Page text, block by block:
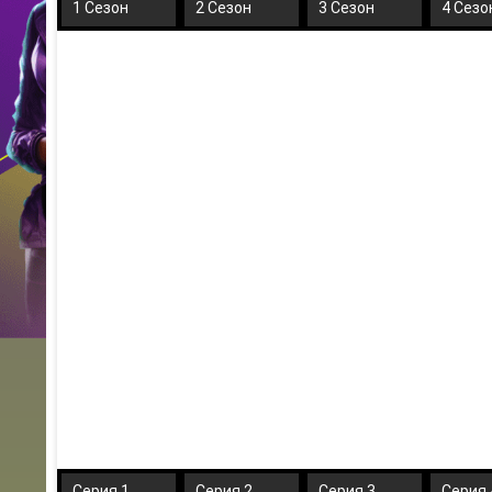
1 Сезон 2 Сезон 3 Сезон 4